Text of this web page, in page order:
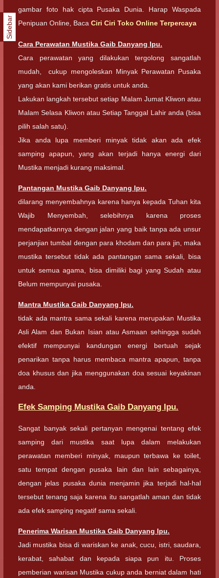
gambar foto hak cipta Pusaka Dunia. Harap Waspada
Penipuan Online, Baca Ciri Ciri Toko Online Terpercaya
Cara Perawatan Mustika Gaib Danyang Ipu.
Cara perawatan yang dilakukan tergolong sangatlah
mudah, cukup mengoleskan Minyak Perawatan Pusaka
yang akan kami berikan gratis untuk anda.
Lakukan langkah tersebut setiap Malam Jumat Kliwon atau
Malam Selasa Kliwon atau Setiap Tanggal Lahir anda (bisa
pilih salah satu).
Jika anda lupa memberi minyak tidak akan ada efek
samping apapun, yang akan terjadi hanya energi dari
Mustika menjadi kurang maksimal.
Pantangan Mustika Gaib Danyang Ipu.
dilarang menyembahnya karena hanya kepada Tuhan kita
Wajib Menyembah, selebihnya karena proses
mendapatkannya dengan jalan yang baik tanpa ada unsur
perjanjian tumbal dengan para khodam dan para jin, maka
mustika tersebut tidak ada pantangan sama sekali, bisa
untuk semua agama, bisa dimiliki bagi yang Sudah atau
Belum mempunyai pusaka.
Mantra Mustika Gaib Danyang Ipu.
tidak ada mantra sama sekali karena merupakan Mustika
Asli Alam dan Bukan Isian atau Asmaan sehingga sudah
efektif mempunyai kandungan energi bertuah sejak
penarikan tanpa harus membaca mantra apapun, tanpa
doa khusus dan jika menggunakan doa sesuai keyakinan
anda.
Efek Samping Mustika Gaib Danyang Ipu.
Sangat banyak sekali pertanyan mengenai tentang efek
samping dari mustika saat lupa dalam melakukan
perawatan memberi minyak, maupun terbawa ke toilet,
satu tempat dengan pusaka lain dan lain sebagainya,
dengan jelas pusaka dunia menjamin jika terjadi hal-hal
tersebut tenang saja karena itu sangatlah aman dan tidak
ada efek samping negatif sama sekali.
Penerima Warisan Mustika Gaib Danyang Ipu.
Jadi mustika bisa di wariskan ke anak, cucu, istri, saudara,
kerabat, sahabat dan kepada siapa pun itu. Proses
pemberian warisan Mustika cukup anda berniat dalam hati
Sidebar